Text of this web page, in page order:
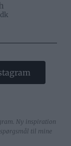
Ny inspiration
til mine